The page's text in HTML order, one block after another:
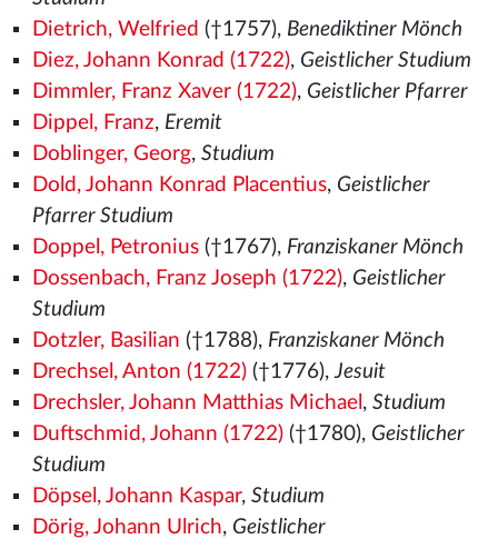
Dietrich, Welfried (†1757), Benediktiner Mönch
Diez, Johann Konrad (1722), Geistlicher Studium
Dimmler, Franz Xaver (1722), Geistlicher Pfarrer
Dippel, Franz, Eremit
Doblinger, Georg, Studium
Dold, Johann Konrad Placentius, Geistlicher
Pfarrer Studium
Doppel, Petronius(†1767), Franziskaner Mönch
Dossenbach, Franz Joseph (1722), Geistlicher
Studium
Dotzler, Basilian (†1788), Franziskaner Mönch
Drechsel, Anton (1722)(†1776),Jesuit
Drechsler, Johann Matthias Michael , Studium
Duftschmid, Johann (1722)(†1780), Geistlicher
Studium
Döpsel, Johann Kaspar, Studium
Dörig, Johann Ulrich, Geistlicher